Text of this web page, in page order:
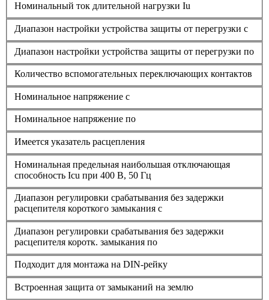
Номинальный ток длительной нагрузки Iu
Диапазон настройки устройства защиты от перегрузки с
Диапазон настройки устройства защиты от перегрузки по
Количество вспомогательных переключающих контактов
Номинальное напряжение с
Номинальное напряжение по
Имеется указатель расцепления
Номинальная предельная наибольшая отключающая
способность Icu при 400 В, 50 Гц
Диапазон регулировки срабатывания без задержки
расцепителя короткого замыкания с
Диапазон регулировки срабатывания без задержки
расцепителя коротк. замыкания по
Подходит для монтажа на DIN-рейку
Встроенная защита от замыканий на землю